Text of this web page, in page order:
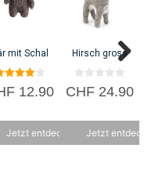
mit Schal
4.00
von 512.90
Jetzt entdecken
Hirsch gross
0
v
CHF24.90
Jetzt